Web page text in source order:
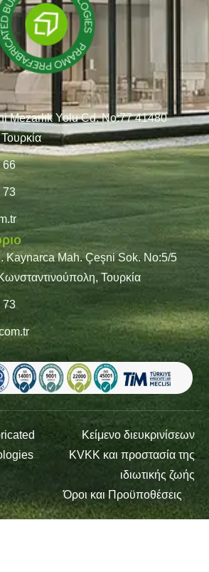
Mezarlık Yolu Cd. No:77 41480
66
73
Kaynarca Mah. Çeşni Sok. No:5/5
Τουρκία
73
Κείμενο διευκρινίσεων
KVKK και προστασία της
ιδιωτικής ζωής
Όροι και Προϋποθέσεις